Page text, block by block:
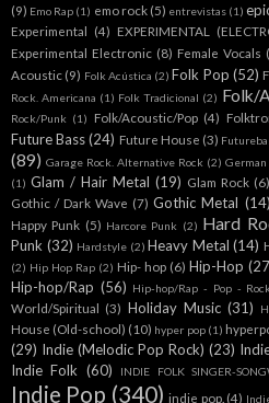
(9) Emo Rap (1) emo rock (5) entrevistas (1)
Experimental (4) EXPERIMENTAL
Experimental Electronic (8) Female Vocals
Acoustic (9) Folk Acústica (2) Folk Pop (52)
Rock. Americana (1) Folk Tradicional (2) Folk/
Rock/Punk (1) Folk/Acoustic/Pop (4)
Future Bass (24) Future House (3)
(89) Garage Rock. Alternative Rock (2) German
(1) Glam / Hair Metal (19) Glam Rock (6)
Gothic / Dark Wave (7) Gothic Metal (14)
Happy Punk (5) Harcore Punk (2) Hard
Punk (32) Hardstyle (2) Heavy Metal (14)
(2) Hip Hop Rap (2) Hip- hop (6) Hip-Hop
Hip-hop/Rap (56) Hip-hop/Rap - Pop -
World/Spiritual (3) Holiday Music (31)
House (Old-school) (10) hyper pop (1)
(29) Indie (Melodic Pop Rock) (23)
Indie Folk (60) INDIE FOLK SINGER-
Indie Pop (340) indie pop. (4)